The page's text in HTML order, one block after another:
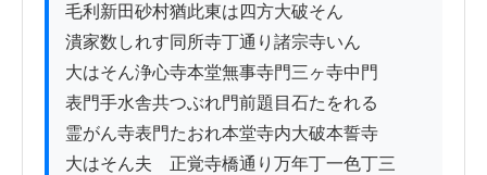
毛利新田砂村猶此東は四方大破そん
潰家数しれす同所寺丁通り諸宗寺いん
大はそん浄心寺本堂無事寺門三ヶ寺中門
表門手水舎共つぶれ門前題目石たをれる
霊がん寺表門たおれ本堂寺内大破本誓寺
大はそん夫ゟ正覚寺橋通り万年丁一色丁三